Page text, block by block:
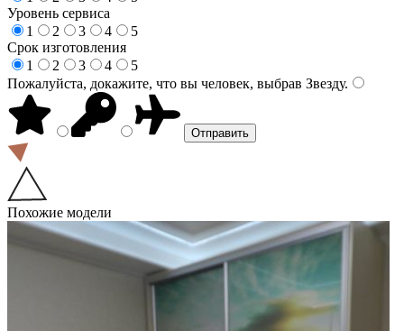
Уровень сервиса
1
2 3 4
5
Срок изготовления
1
2 3 4
5
Пожалуйста, докажите, что вы человек, выбрав Звезду.
Похожие модели